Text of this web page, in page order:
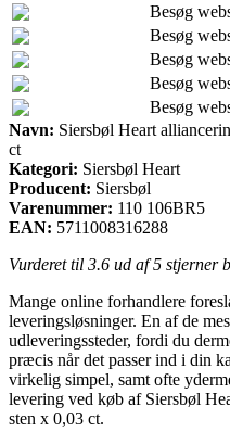
Besøg
Besøg
Besøg
Besøg
Besøg
Navn: Siersbøl Heart
ct
Kategori: Siersbøl Heart
Producent: Siersbøl
Varenummer: 110 106BR5
EAN: 5711008316288
Vurderet til 3.6 ud af 5 stjerner
Mange online forhandlere
leveringsløsninger. En af de
udleveringssteder, fordi du
præcis når det passer ind i din
virkelig simpel, samt ofte
levering ved køb af Siersbøl
sten x 0,03 ct.